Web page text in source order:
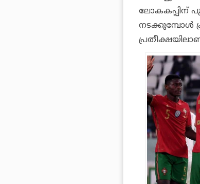
ലോകകപ്പിന്
നടക്കുമ്പോള്‍